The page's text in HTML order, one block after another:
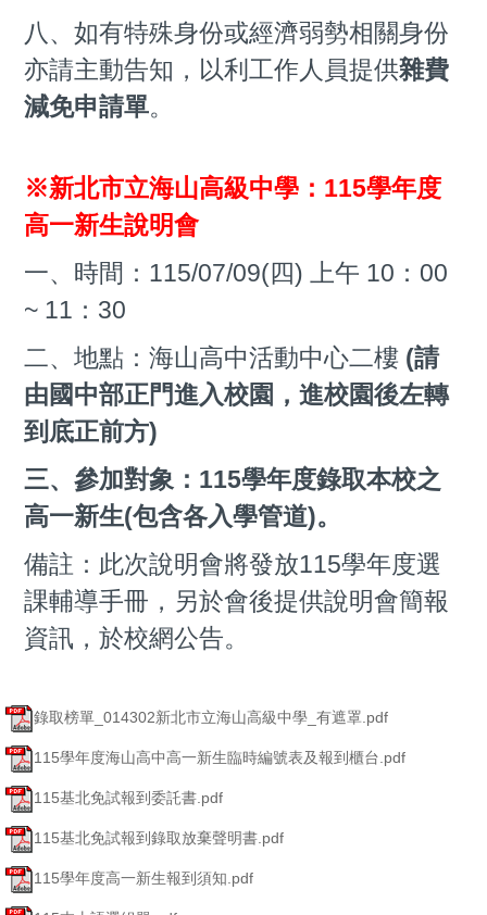
八、如有特殊身份或經濟弱勢相關身份
亦請主動告知，以利工作人員提供雜費
減免申請單。
※新北市立海山高級中學：115學年度
高一新生說明會
一、時間：115/07/09(四) 上午 10：00
~ 11：30
二、地點：海山高中活動中心二樓 (請
由國中部正門進入校園，進校園後左轉
到底正前方)
三、參加對象：115學年度錄取本校之
高一新生(包含各入學管道)。
備註：此次說明會將發放115學年度選
課輔導手冊，另於會後提供說明會簡報
資訊，於校網公告。
錄取榜單_014302新北市立海山高級中學_有遮罩.pdf
115學年度海山高中高一新生臨時編號表及報到櫃台.pdf
115基北免試報到委託書.pdf
115基北免試報到錄取放棄聲明書.pdf
115學年度高一新生報到須知.pdf